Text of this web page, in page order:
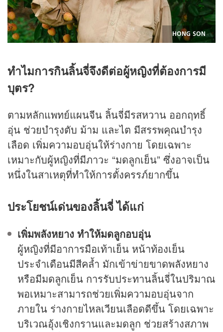
HONG SON
ทำไมการกินลิ้นจี่จึงดีต่อผู้หญิงที่ต้องการมี
บุตร?
ตามหลักแพทย์แผนจีน ลิ้นจี่มีรสหวาน ออกฤทธิ์
อุ่น ช่วยบำรุงตับ ม้าม และไต มีสรรพคุณบำรุง
เลือด เพิ่มความอบอุ่นให้ร่างกาย โดยเฉพาะ
เหมาะกับผู้หญิงที่มีภาวะ “มดลูกเย็น” ซึ่งอาจเป็น
หนึ่งในสาเหตุที่ทำให้การตั้งครรภ์ยากขึ้น
ประโยชน์เด่นของลิ้นจี่ ได้แก่
เพิ่มพลังหยาง ทำให้มดลูกอบอุ่น
ผู้หญิงที่มีอาการมือเท้าเย็น หน้าท้องเย็น
ประจำเดือนมีสีคล้ำ มักเข้าข่ายขาดพลังหยาง
หรือมีมดลูกเย็น การรับประทานลิ้นจี่ในปริมาณ
พอเหมาะสามารถช่วยเพิ่มความอบอุ่นจาก
ภายใน ร่างกายไหลเวียนเลือดดีขึ้น โดยเฉพาะ
บริเวณอุ้งเชิงกรานและมดลูก ช่วยสร้างสภาพ